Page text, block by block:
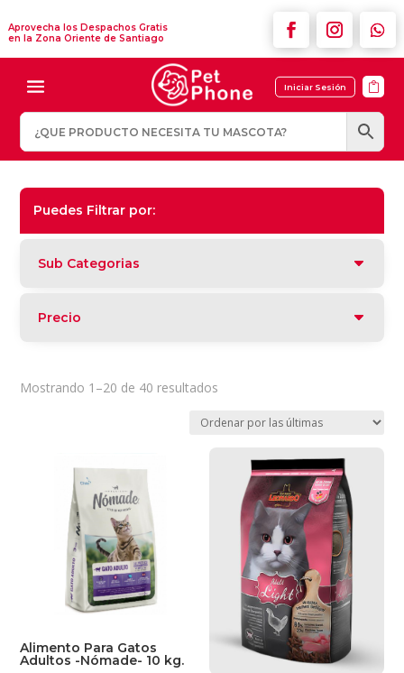
Aprovecha los Despachos Gratis
en la Zona Oriente de Santiago
Iniciar Sesión 
Puedes Filtrar por:
Sub Categorias
Precio
Mostrando 1–20 de 40 resultados
los
Alimento Para Gatos
Adultos -Nómade- 10 kg.